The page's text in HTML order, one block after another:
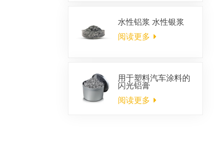
水性铝浆 水性银浆
阅读更多
用于塑料汽车涂料的
闪光铝膏
阅读更多